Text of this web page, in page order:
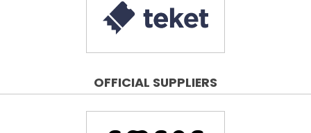
OFFICIAL SUPPLIERS